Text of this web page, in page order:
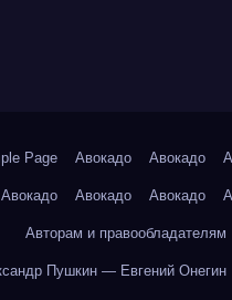
Page Авокадо Авокадо
Авокадо Авокадо Авокадо
Авторам и правообладателям
Пушкин — Евгений Онегин